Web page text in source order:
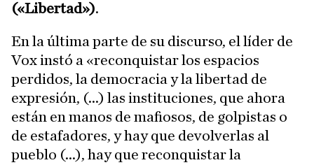
(«Libertad»).
En la última parte de su discurso, el líder de
Vox instó a «reconquistar los espacios
perdidos, la democracia y la libertad de
expresión, (...) las instituciones, que ahora
están en manos de mafiosos, de golpistas o
de estafadores, y hay que devolverlas al
pueblo (...), hay que reconquistar la